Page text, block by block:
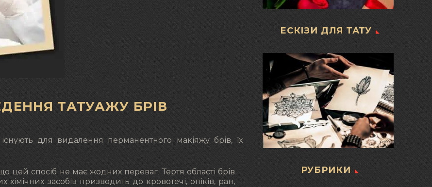
ТАТУАЖУ БРІВ
для видалення перманентного макіяжу брів, їх
цей спосіб не має жодних переваг. Тертя області брів
засобів призводить до кровотечі, опіків, ран,
ЕСКІЗИ ДЛЯ ТАТУ
РУБРИКИ